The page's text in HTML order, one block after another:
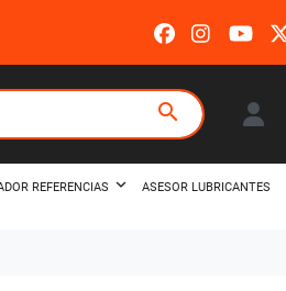
search
REFERENCIAS ASESOR LUBRICANTES